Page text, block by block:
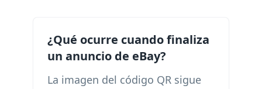
¿Qué ocurre cuando finaliza
un anuncio de eBay?
La imagen del código QR sigue